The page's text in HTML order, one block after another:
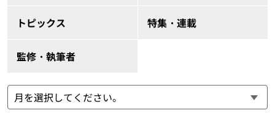
トピックス 特集・連載
監修・執筆者